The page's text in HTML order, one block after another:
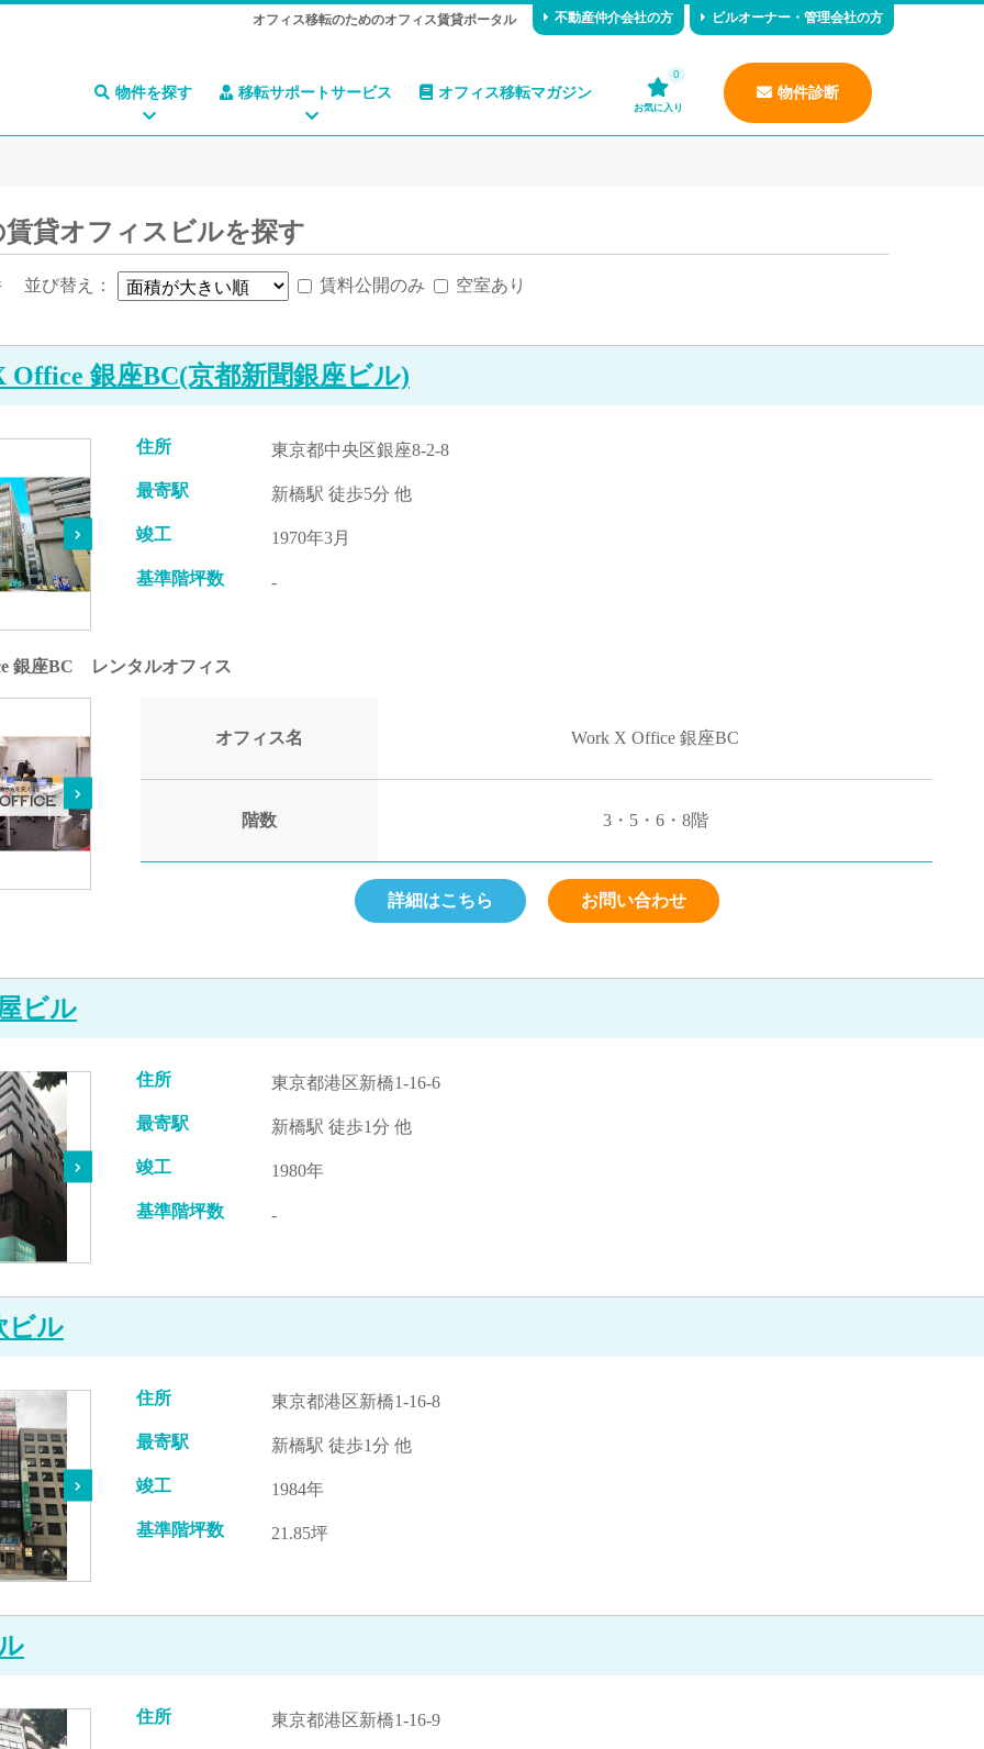
オフィス移転のためのオフィス賃貸ポータル 不動産仲介会社の方 ビルオーナー・管理会社の方
物件を探す 移転サポートサービス オフィス移転マガジン
0
お気に入り
物件診断
賃貸オフィスビルを探す
並び替え： 賃料公開のみ 空室あり
Office 銀座BC(京都新聞銀座ビル)
住所 東京都中央区銀座8-2-8
最寄駅 新橋駅 徒歩5分 他
竣工 1970年3月
基準階坪数 -
銀座BC レンタルオフィス
オフィス名 Work X Office 銀座BC
階数 3・5・6・8階
詳細はこちら お問い合わせ
ビル
住所 東京都港区新橋1-16-6
最寄駅 新橋駅 徒歩1分 他
竣工 1980年
基準階坪数 -
ビル
住所 東京都港区新橋1-16-8
最寄駅 新橋駅 徒歩1分 他
竣工 1984年
基準階坪数 21.85坪
住所 東京都港区新橋1-16-9